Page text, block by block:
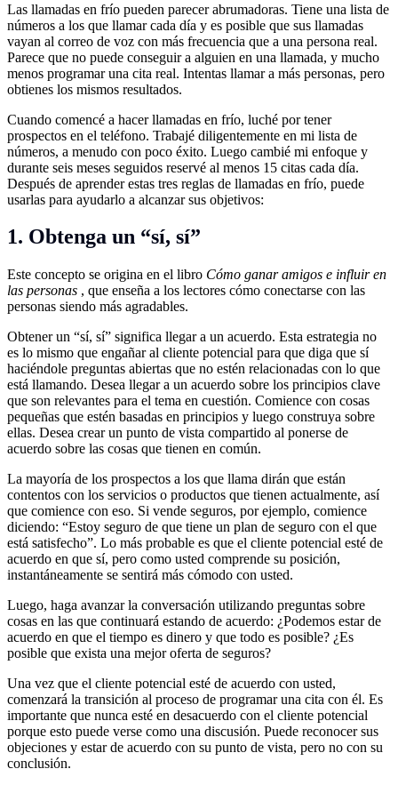
Las llamadas en frío pueden parecer abrumadoras. Tiene una lista de
números a los que llamar cada día y es posible que sus llamadas
vayan al correo de voz con más frecuencia que a una persona real.
Parece que no puede conseguir a alguien en una llamada, y mucho
menos programar una cita real. Intentas llamar a más personas, pero
obtienes los mismos resultados.
Cuando comencé a hacer llamadas en frío, luché por tener
prospectos en el teléfono. Trabajé diligentemente en mi lista de
números, a menudo con poco éxito. Luego cambié mi enfoque y
durante seis meses seguidos reservé al menos 15 citas cada día.
Después de aprender estas tres reglas de llamadas en frío, puede
usarlas para ayudarlo a alcanzar sus objetivos:
1. Obtenga un “sí, sí”
Este concepto se origina en el libro Cómo ganar amigos e influir en
las personas , que enseña a los lectores cómo conectarse con las
personas siendo más agradables.
Obtener un “sí, sí” significa llegar a un acuerdo. Esta estrategia no
es lo mismo que engañar al cliente potencial para que diga que sí
haciéndole preguntas abiertas que no estén relacionadas con lo que
está llamando. Desea llegar a un acuerdo sobre los principios clave
que son relevantes para el tema en cuestión. Comience con cosas
pequeñas que estén basadas en principios y luego construya sobre
ellas. Desea crear un punto de vista compartido al ponerse de
acuerdo sobre las cosas que tienen en común.
La mayoría de los prospectos a los que llama dirán que están
contentos con los servicios o productos que tienen actualmente, así
que comience con eso. Si vende seguros, por ejemplo, comience
diciendo: “Estoy seguro de que tiene un plan de seguro con el que
está satisfecho”. Lo más probable es que el cliente potencial esté de
acuerdo en que sí, pero como usted comprende su posición,
instantáneamente se sentirá más cómodo con usted.
Luego, haga avanzar la conversación utilizando preguntas sobre
cosas en las que continuará estando de acuerdo: ¿Podemos estar de
acuerdo en que el tiempo es dinero y que todo es posible? ¿Es
posible que exista una mejor oferta de seguros?
Una vez que el cliente potencial esté de acuerdo con usted,
comenzará la transición al proceso de programar una cita con él. Es
importante que nunca esté en desacuerdo con el cliente potencial
porque esto puede verse como una discusión. Puede reconocer sus
objeciones y estar de acuerdo con su punto de vista, pero no con su
conclusión.